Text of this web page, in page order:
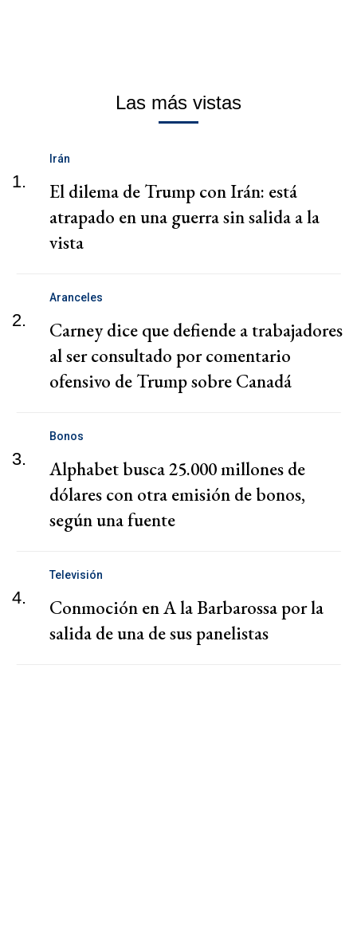
Las más vistas
1.
Irán
El dilema de Trump con Irán: está
atrapado en una guerra sin salida a la
vista
2.
Aranceles
Carney dice que defiende a trabajadores
al ser consultado por comentario
ofensivo de Trump sobre Canadá
3.
Bonos
Alphabet busca 25.000 millones de
dólares con otra emisión de bonos,
según una fuente
4.
Televisión
Conmoción en A la Barbarossa por la
salida de una de sus panelistas